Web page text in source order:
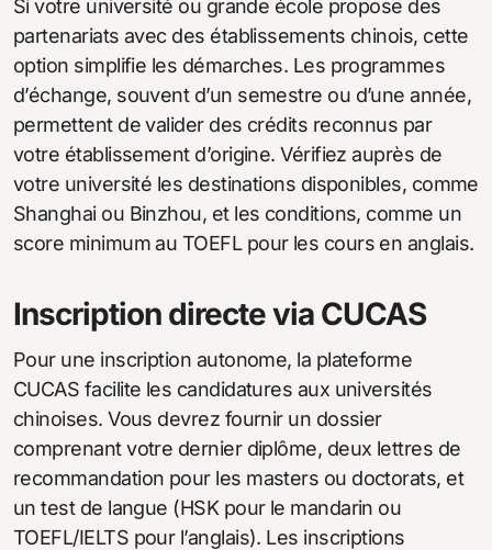
Si votre université ou grande école propose des
partenariats avec des établissements chinois, cette
option simplifie les démarches. Les programmes
d’échange, souvent d’un semestre ou d’une année,
permettent de valider des crédits reconnus par
votre établissement d’origine. Vérifiez auprès de
votre université les destinations disponibles, comme
Shanghai ou Binzhou, et les conditions, comme un
score minimum au TOEFL pour les cours en anglais.
Inscription directe via CUCAS
Pour une inscription autonome, la plateforme
CUCAS facilite les candidatures aux universités
chinoises. Vous devrez fournir un dossier
comprenant votre dernier diplôme, deux lettres de
recommandation pour les masters ou doctorats, et
un test de langue (HSK pour le mandarin ou
TOEFL/IELTS pour l’anglais). Les inscriptions